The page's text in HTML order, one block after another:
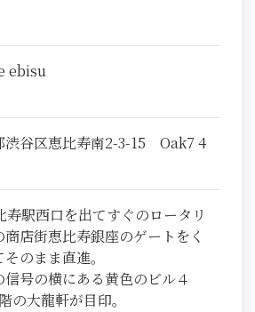
ebisu
渋谷区恵比寿南2-3-15 Oak7 4
寿駅西口を出てすぐのロータリ
商店街恵比寿銀座のゲートをく
そのまま直進。
信号の横にある黄色のビル４
の大龍軒が目印。